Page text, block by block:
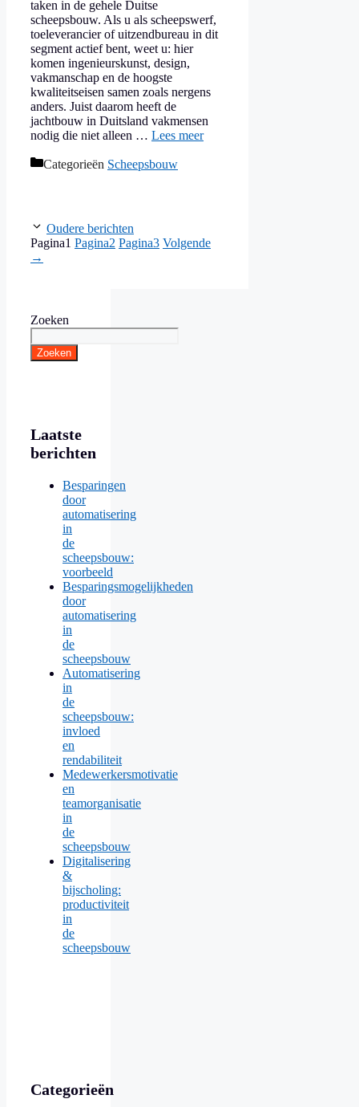
taken in de gehele Duitse
scheepsbouw. Als u als scheepswerf,
toeleverancier of uitzendbureau in dit
segment actief bent, weet u: hier
komen ingenieurskunst, design,
vakmanschap en de hoogste
kwaliteitseisen samen zoals nergens
anders. Juist daarom heeft de
jachtbouw in Duitsland vakmensen
nodig die niet alleen … Lees meer
Categorieën Scheepsbouw
Oudere berichten
Pagina1 Pagina2 Pagina3 Volgende
→
Zoeken
Zoeken
Laatste
berichten
Besparingen
door
automatisering
in
de
scheepsbouw:
voorbeeld
Besparingsmogelijkheden
door
automatisering
in
de
scheepsbouw
Automatisering
in
de
scheepsbouw:
invloed
en
rendabiliteit
Medewerkersmotivatie
en
teamorganisatie
in
de
scheepsbouw
Digitalisering
&
bijscholing:
productiviteit
in
de
scheepsbouw
Categorieën